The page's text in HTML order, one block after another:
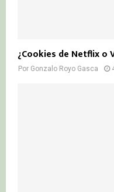
¿Cookies de Netflix o
Por Gonzalo Royo Gasca